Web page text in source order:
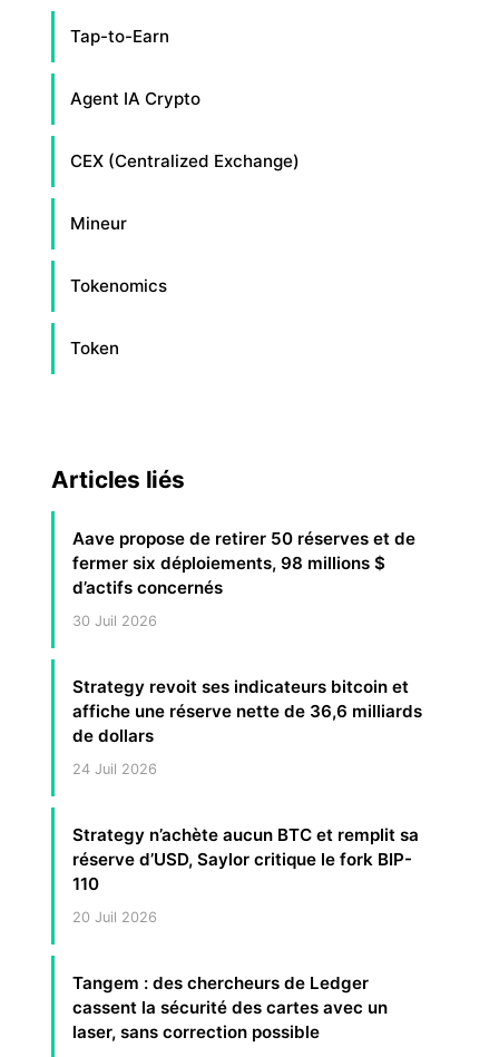
Tap-to-Earn
Agent IA Crypto
CEX (Centralized Exchange)
Mineur
Tokenomics
Token
Articles liés
Aave propose de retirer 50 réserves et de
fermer six déploiements, 98 millions $
d’actifs concernés
30 Juil 2026
Strategy revoit ses indicateurs bitcoin et
affiche une réserve nette de 36,6 milliards
de dollars
24 Juil 2026
Strategy n’achète aucun BTC et remplit sa
réserve d’USD, Saylor critique le fork BIP-
110
20 Juil 2026
Tangem : des chercheurs de Ledger
cassent la sécurité des cartes avec un
laser, sans correction possible